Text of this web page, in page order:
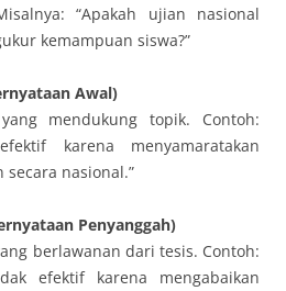
“Apakah ujian nasional
kemampuan siswa?”
Awal)
mendukung topik. Contoh:
karena menyamaratakan
nasional.”
Penyanggah)
berlawanan dari tesis. Contoh:
efektif karena mengabaikan